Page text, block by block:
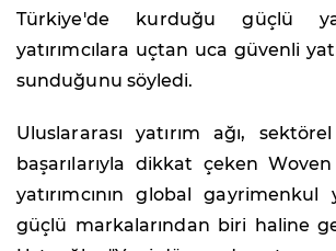
Türkiye'de kurduğu güçlü
yatırımcılara uçtan uca güvenli
sunduğunu söyledi.
Uluslararası yatırım ağı,
başarılarıyla dikkat çeken
yatırımcının global gayrimenkul
güçlü markalarından biri haline